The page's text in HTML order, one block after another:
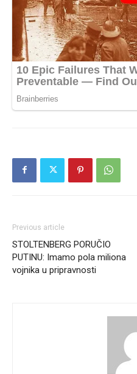
Previous article
STOLTENBERG PORUČIO
PUTINU: Imamo pola miliona
vojnika u pripravnosti